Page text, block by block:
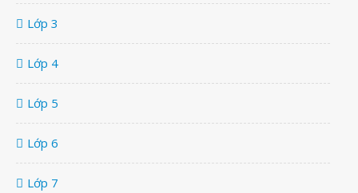
Lớp 3
Lớp 4
Lớp 5
Lớp 6
Lớp 7